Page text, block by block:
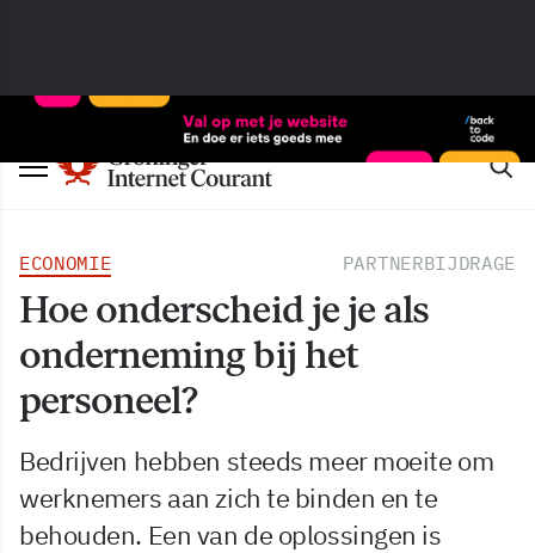
ECONOMIE PARTNERBIJDRAGE
Hoe onderscheid je je als
onderneming bij het
personeel?
Bedrijven hebben steeds meer moeite om
werknemers aan zich te binden en te
behouden. Een van de oplossingen is